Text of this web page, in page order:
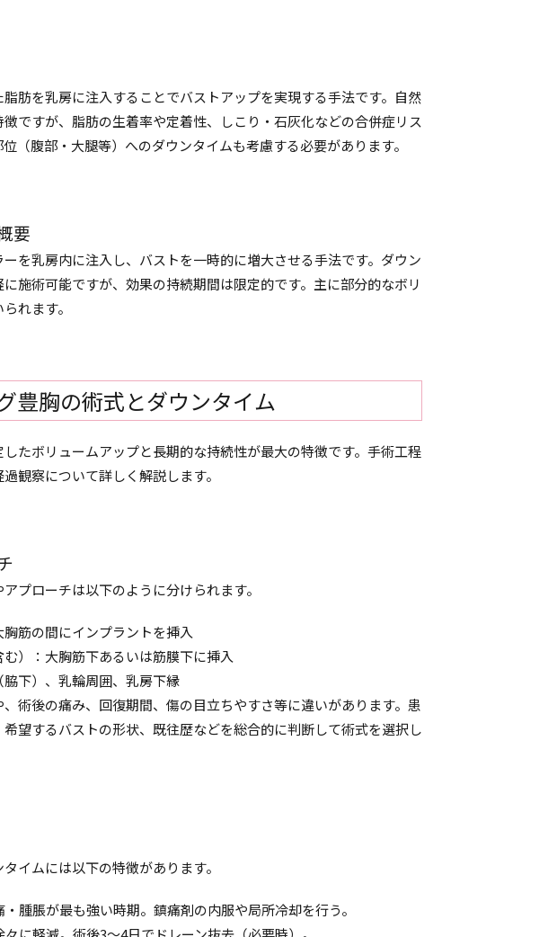
肪を乳房に注入することでバストアップを実現する手法です。自然
ですが、脂肪の生着率や定着性、しこり・石灰化などの合併症リス
（腹部・大腿等）へのダウンタイムも考慮する必要があります。
要
を乳房内に注入し、バストを一時的に増大させる手法です。ダウン
施術可能ですが、効果の持続期間は限定的です。主に部分的なボリ
れます。
豊胸の術式とダウンタイム
たボリュームアップと長期的な持続性が最大の特徴です。手術工程
観察について詳しく解説します。
プローチは以下のように分けられます。
筋の間にインプラントを挿入
む）：大胸筋下あるいは筋膜下に挿入
脇下）、乳輪周囲、乳房下縁
術後の痛み、回復期間、傷の目立ちやすさ等に違いがあります。患
望するバストの形状、既往歴などを総合的に判断して術式を選択し
イムには以下の特徴があります。
腫脹が最も強い時期。鎮痛剤の内服や局所冷却を行う。